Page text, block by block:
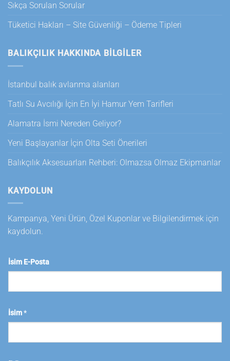
Sıkça Sorulan Sorular
Tüketici Hakları – Site Güvenliği – Ödeme Tipleri
BALIKÇILIK HAKKINDA BILGILER
İstanbul balık avlanma alanları
Tatlı Su Avcılığı İçin En İyi Hamur Yem Tarifleri
Alamatra İsmi Nereden Geliyor?
Yeni Başlayanlar İçin Olta Seti Önerileri
Balıkçılık Aksesuarları Rehberi: Olmazsa Olmaz Ekipmanlar
KAYDOLUN
Kampanya, Yeni Ürün, Özel Kuponlar ve Bilgilendirmek için
kaydolun.
İsim E-Posta
İsim*